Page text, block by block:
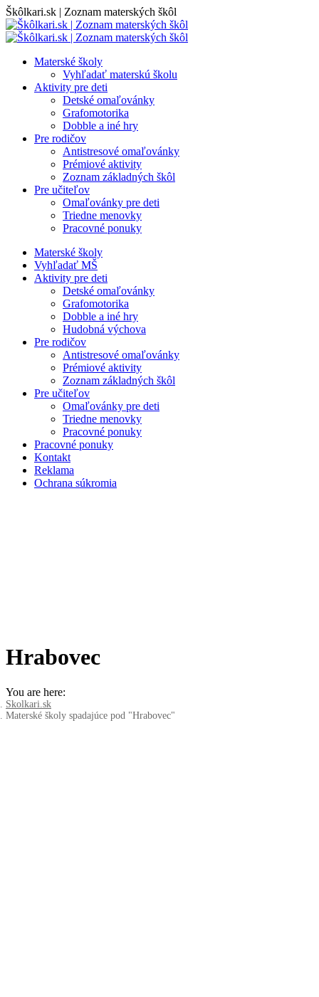
Skip
to
content
Škôlkari.sk | Zoznam materských škôl
Materské školy
Vyhľadať materskú školu
Aktivity pre deti
Detské omaľovánky
Grafomotorika
Dobble a iné hry
Pre rodičov
Antistresové omaľovánky
Prémiové aktivity
Zoznam základných škôl
Pre učiteľov
Omaľovánky pre deti
Triedne menovky
Pracovné ponuky
Materské školy
Vyhľadať MŠ
Aktivity pre deti
Detské omaľovánky
Grafomotorika
Dobble a iné hry
Hudobná výchova
Pre rodičov
Antistresové omaľovánky
Prémiové aktivity
Zoznam základných škôl
Pre učiteľov
Omaľovánky pre deti
Triedne menovky
Pracovné ponuky
Pracovné ponuky
Kontakt
Reklama
Ochrana súkromia
Hrabovec
You are here:
Skolkari.sk
Materské školy spadajúce pod "Hrabovec"